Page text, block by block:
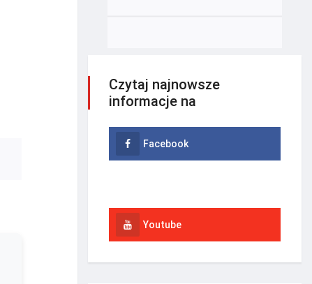
Czytaj najnowsze
informacje na
Facebook
Youtube